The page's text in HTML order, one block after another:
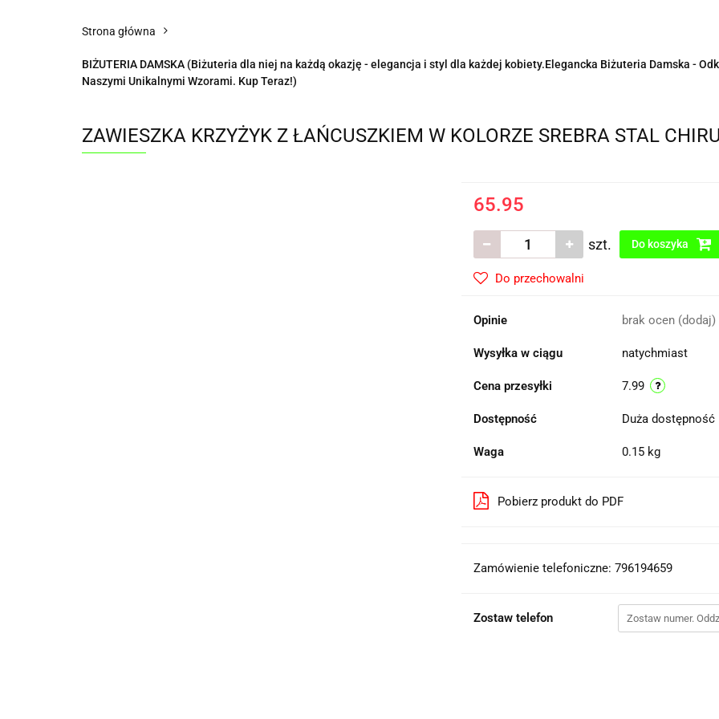
Strona główna
BIŻUTERIA DAMSKA (Biżuteria dla niej na każdą okazję - elegancja i styl dla każdej kobiety.Elegancka Biżuteria Damska -
Naszymi Unikalnymi Wzorami. Kup Teraz!)
ZAWIESZKA KRZYŻYK Z ŁAŃCUSZKIEM W KOLORZE SREBRA STAL
65.95
szt. Do koszyka
Do przechowalni
Opinie brak ocen (dodaj)
Wysyłka w ciągu natychmiast
Cena przesyłki 7.99
Dostępność Duża dostępność
Waga 0.15 kg
Pobierz produkt do PDF
Zamówienie telefoniczne: 796194659
Zostaw telefon